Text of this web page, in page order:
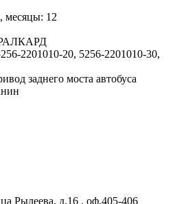
месяцы: 12
2201010-20, 5256-2201010-30,
заднего моста автобуса
Рылеева, д.16 , оф.405-406